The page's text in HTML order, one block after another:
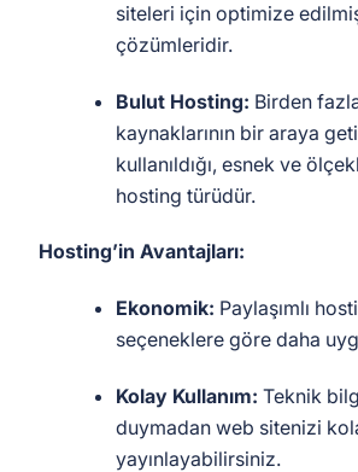
siteleri için optimize
çözümleridir.
Bulut Hosting: Birden
kaynaklarının bir araya
kullanıldığı, esnek ve
hosting türüdür.
Hosting’in Avantajları:
Ekonomik: Paylaşımlı
seçeneklere göre daha
Kolay Kullanım: Teknik
duymadan web sitenizi
yayınlayabilirsiniz.